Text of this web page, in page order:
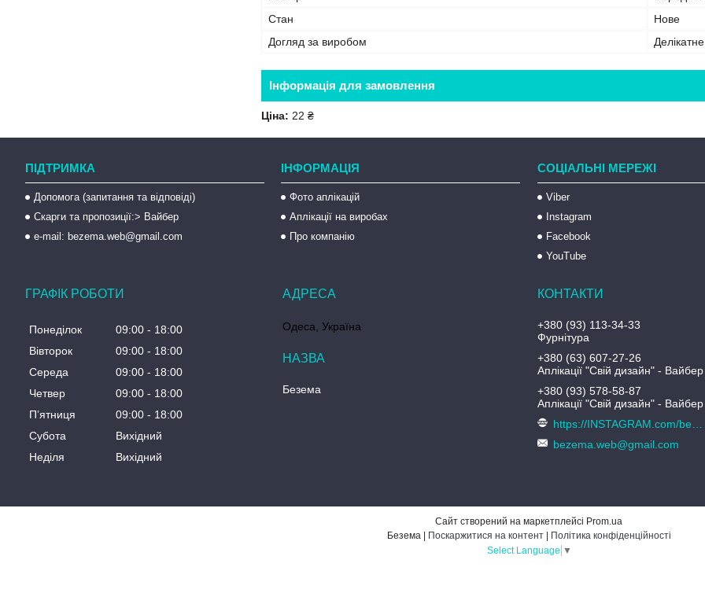
Стан
Нове
Догляд за виробом
Інформація для замовлення
Ціна: 22 ₴
ПІДТРИМКА
Допомога (запитання та відповіді)
Скарги та пропозиції:> Вайбер
e-mail: bezema.web@gmail.com
ІНФОРМАЦІЯ
Фото аплікацій
Аплікації на виробах
Про компанію
СОЦІАЛЬНІ МЕРЕЖІ
Viber
Instagram
Facebook
YouTube
ГРАФІК РОБОТИ
Понеділок 09:00
18:00
Вівторок
09:00
18:00
Середа
09:00
18:00
Четвер
09:00
18:00
Пʼятниця
09:00
18:00
Субота
Вихідний
Неділя
Вихідний
Одеса, Україна
Безема
+380 (93) 113-34-33
Фурнітура
+380 (63) 607-27-26
Аплікації "Свій дизайн" - Вайбер
+380 (93) 578-58-87
Аплікації "Свій дизайн" - Вайбер
bezema.web@gmail.com
Сайт створений на маркетплейсі Prom.ua
Поскаржитися на контент
Політика конфіденційності
Select Language ▼